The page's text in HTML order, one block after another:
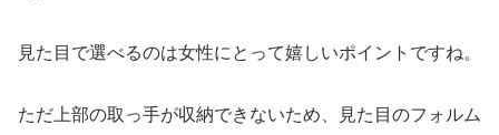
見た目で選べるのは女性にとって嬉しいポイントですね。
ただ上部の取っ手が収納できないため、見た目のフォルム